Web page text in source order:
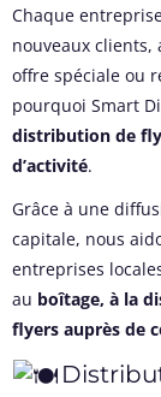
Chaque
nouveaux
offre spéciale ou
pourquoi Smart
distribution de
d’activité.
Grâce à une
capitale, nous
entreprises
au boîtage, à la
flyers auprès de